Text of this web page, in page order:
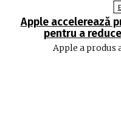
Apple accelerează
pentru a
Apple a produs